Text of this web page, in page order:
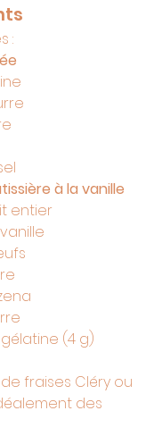
:
à la vanille
entier
(4 g)
fraises Cléry ou
des